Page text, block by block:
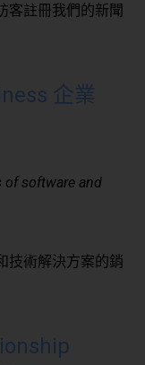
客註冊我們的新聞
企業
of software and
技術解決方案的銷